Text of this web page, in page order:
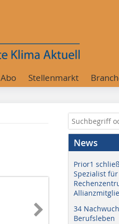
Abo Stellenmarkt
News
Prior1
Spezialist
34
Berufsleben